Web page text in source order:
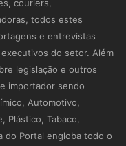
couriers,
todos estes
e entrevistas
do setor. Além
legislação e outros
importador sendo
Automotivo,
Plástico, Tabaco,
do Portal engloba todo o